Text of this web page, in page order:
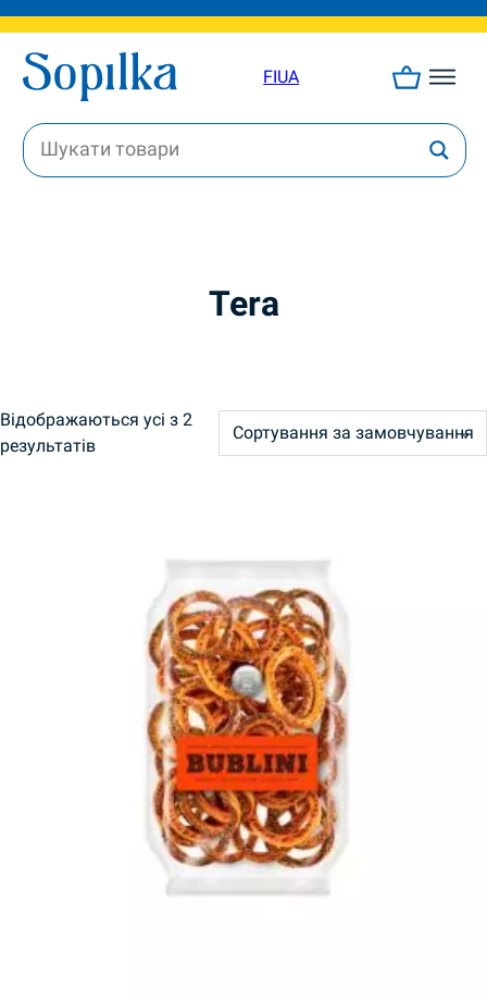
FIUA
Tera
Відображаються усі з 2
результатів